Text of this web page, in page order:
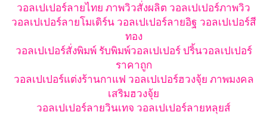
วอลเปเปอร์ลายไทย ภาพวิวสั่งผลิต วอลเปเปอร์ภาพวิว
วอลเปเปอร์ลายโมเดิร์น วอลเปเปอร์ลายอิฐ วอลเปเปอร์สี
ทอง
วอลเปเปอร์สั่งพิมพ์ รับพิมพ์วอลเปเปอร์ ปริ้นวอลเปเปอร์
ราคาถูก
วอลเปเปอร์แต่งร้านกาแฟ วอลเปเปอร์ฮวงจุ้ย ภาพมงคล
เสริมฮวงจุ้ย
วอลเปเปอร์ลายวินเทจ วอลเปเปอร์ลายหลุยส์